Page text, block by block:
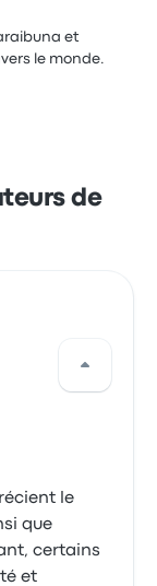
et
le monde.
de
le
que
certains
et